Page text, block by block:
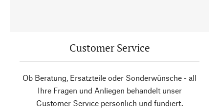
Customer Service
Ob Beratung, Ersatzteile oder Sonderwünsche - all
Ihre Fragen und Anliegen behandelt unser
Customer Service persönlich und fundiert.